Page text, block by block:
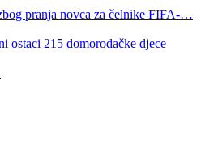
pranja novca za čelnike FIFA-…
ostaci 215 domorodačke djece